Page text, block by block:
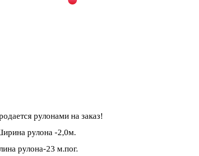
рулонами на заказ!
рулона -2,0м.
рулона-23 м.пог.